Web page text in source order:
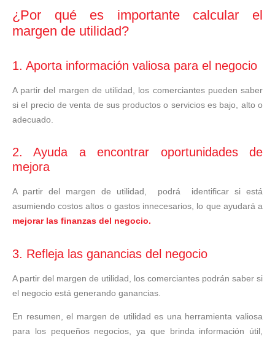
¿Por qué es importante calcular el
margen de utilidad?
1. Aporta información valiosa para el negocio
A partir del margen de utilidad, los comerciantes pueden saber
si el precio de venta de sus productos o servicios es bajo, alto o
adecuado.
2. Ayuda a encontrar oportunidades de
mejora
A partir del margen de utilidad, podrá identificar si está
asumiendo costos altos o gastos innecesarios, lo que ayudará a
mejorar las finanzas del negocio.
3. Refleja las ganancias del negocio
A partir del margen de utilidad, los comerciantes podrán saber si
el negocio está generando ganancias.
En resumen, el margen de utilidad es una herramienta valiosa
para los pequeños negocios, ya que brinda información útil,